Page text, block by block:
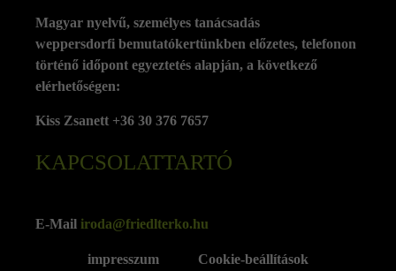
KAPCSOLATTARTÓ
Magyar nyelvű, személyes tanácsadás
weppersdorfi bemutatókertünkben előzetes, telefonon
történő időpont egyeztetés alapján, a következő
elérhetőségen:
Kiss Zsanett +36 30 376 7657
E-Mail iroda@friedlterko.hu
impresszum Cookie-beállítások